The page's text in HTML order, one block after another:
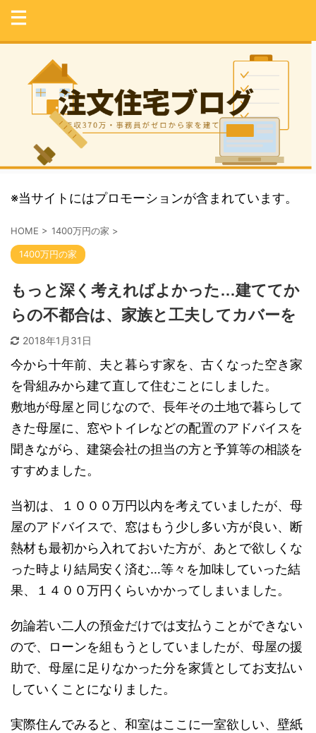
※当サイトにはプロモーションが含まれています。
HOME > 1400万円の家 >
1400万円の家
もっと深く考えればよかった…建ててか
らの不都合は、家族と工夫してカバーを
2018年1月31日
今から十年前、夫と暮らす家を、古くなった空き家
を骨組みから建て直して住むことにしました。
敷地が母屋と同じなので、長年その土地で暮らして
きた母屋に、窓やトイレなどの配置のアドバイスを
聞きながら、建築会社の担当の方と予算等の相談を
すすめました。
当初は、１０００万円以内を考えていましたが、母
屋のアドバイスで、窓はもう少し多い方が良い、断
熱材も最初から入れておいた方が、あとで欲しくな
った時より結局安く済む…等々を加味していった結
果、１４００万円くらいかかってしまいました。
勿論若い二人の預金だけでは支払うことができない
ので、ローンを組もうとしていましたが、母屋の援
助で、母屋に足りなかった分を家賃としてお支払い
していくことになりました。
実際住んでみると、和室はここに一室欲しい、壁紙